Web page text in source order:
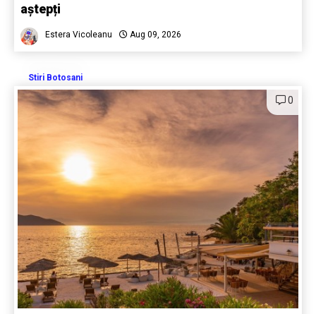
aștepți
Estera Vicoleanu Aug 09, 2026
Stiri Botosani
0